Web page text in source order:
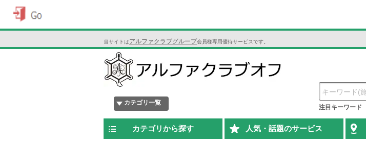
当サイトはアルファクラブグループ会員様専用優待サービスです。
カテゴリ一覧
注目キーワード
カテゴリから探す 人気・話題のサービス